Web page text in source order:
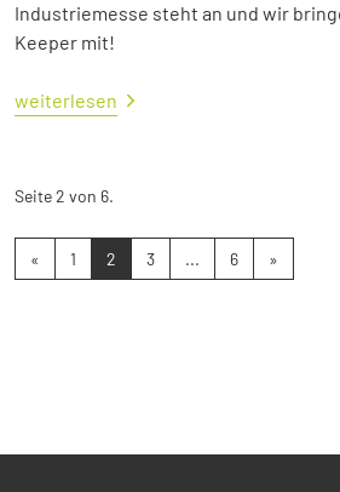
Industriemesse steht an und wir
Keeper mit!
weiterlesen
Seite 2 von 6.
« 1 2 3 ... 6 »